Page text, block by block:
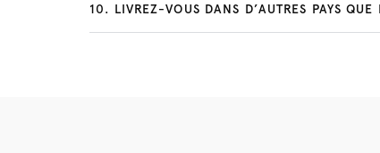
10. LIVREZ-VOUS DANS D’AUTRES PAYS